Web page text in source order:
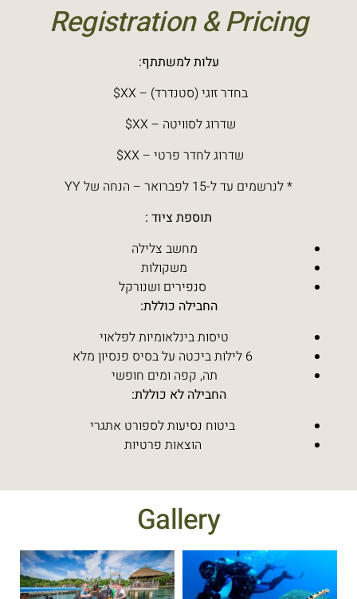
Registration & Pricing
עלות למשתתף:
בחדר זוגי (סטנדרד) – XX$
שדרוג לסוויטה – XX$
שדרוג לחדר פרטי – XX$
* לנרשמים עד ל-15 לפברואר – הנחה של YY
תוספת ציוד :
מחשב צלילה
משקולות
סנפירים ושנורקל
החבילה כוללת:
טיסות בינלאומיות לפלאוי
6 לילות ביכטה על בסיס פנסיון מלא
תה, קפה ומים חופשי
החבילה לא כוללת:
ביטוח נסיעות לספורט אתגרי
הוצאות פרטיות
Gallery